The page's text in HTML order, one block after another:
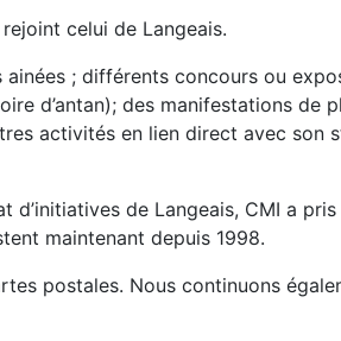
celui de Langeais.
; différents concours ou
d’antan); des manifestations de
activités en lien direct avec son
de Langeais, CMI a
maintenant depuis 1998.
postales. Nous continuons